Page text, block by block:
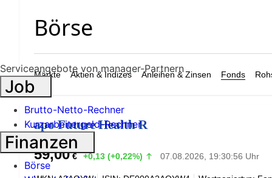
Märkte Aktien & Indizes Anleihen & Zinsen Fonds
apo Future Health R
59,00 € +0,13 (+0,22%) 07.08.2026, 19:30:56 Uhr
Serviceangebote von manager-Partnern
Job
Brutto-Netto-Rechner
Kurzarbeitergeld-Rechner
Finanzen
Börse